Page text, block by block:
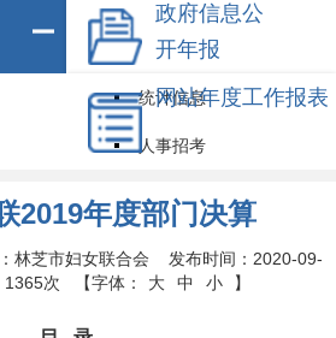
统计信息
人事招考
准目录 其他信息
政府信息公
开年报
网站年度工作报表
2019年度部门决算
林芝市妇女联合会 发布时间：2020-09-
1365次 【字体： 大 中 小 】